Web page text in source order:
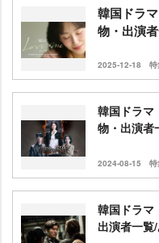
韓国ドラ
物・出演
2025-12-18
韓国ドラマ
物・出演者
2024-08-15
韓国ドラマ
出演者一覧